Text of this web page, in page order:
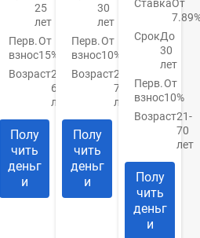
25
лет
Перв.
взнос
От
15%
Возраст21-
65
лет
Полу
чить
деньг
и
30
лет
Перв.
взнос
От
10%
Возраст21-
75
лет
Полу
чить
деньг
и
СтавкаОт
СрокДо
30
лет
Перв.
взнос
От
10%
Возраст21-
70
лет
Полу
чить
деньг
и